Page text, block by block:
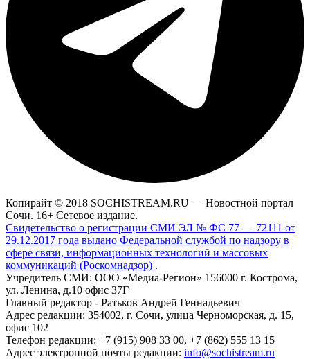
Копирайт © 2018 SOCHISTREAM.RU — Новостной портал
Сочи. 16+ Сетевое издание.
Свидетельство о регистрации СМИ ЭЛ № ФС 77 — 72111 от
29.12.2017 года выдано Федеральной службой по надзору в
сфере связи, информационных технологий и массовых
коммуникаций (Роскомнадзор) .
Учредитель СМИ: ООО «Медиа-Регион» 156000 г. Кострома,
ул. Ленина, д.10 офис 37Г
Главный редактор - Ратьков Андрей Геннадьевич
Адрес редакции: 354002, г. Сочи, улица Черноморская, д. 15,
офис 102
Телефон редакции: +7 (915) 908 33 00, +7 (862) 555 13 15
Адрес электронной почты редакции: info@sochistream.ru